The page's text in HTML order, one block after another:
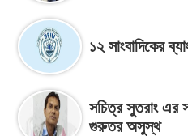
১২ সাংবাদিকের
সচিত্র সুতরাং এর
গুরুতর অসুস্থ